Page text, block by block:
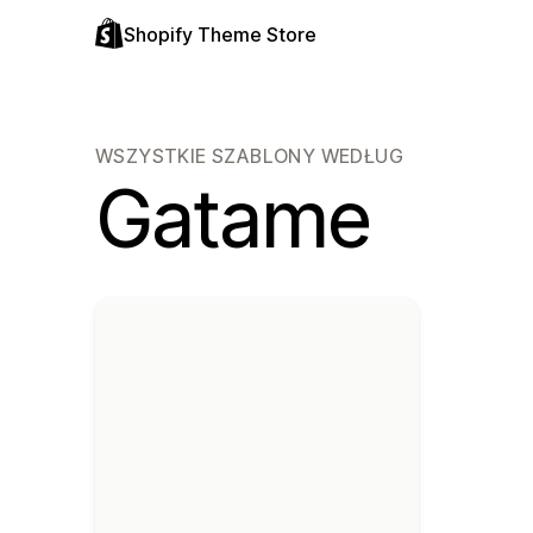
Shopify Theme Store
WSZYSTKIE SZABLONY WEDŁUG
Gatame